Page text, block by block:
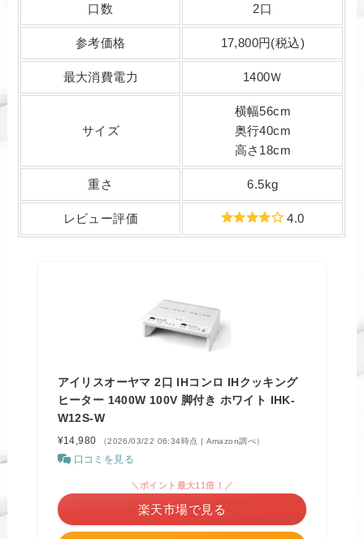
口数 2口
参考価格 17,800円(税込)
最大消費電力 1400Ｗ
サイズ
横幅56cm
奥行40cm
高さ18cm
重さ 6.5kg
レビュー評価 4.0
アイリスオーヤマ 2口 IHコンロ IHクッキング
ヒーター 1400W 100V 脚付き ホワイト IHK-
W12S-W
¥14,980 （2026/03/22 06:34時点 | Amazon調べ）
口コミを見る
＼ポイント最大11倍！／
楽天市場で見る